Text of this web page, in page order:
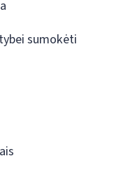
sumokėti